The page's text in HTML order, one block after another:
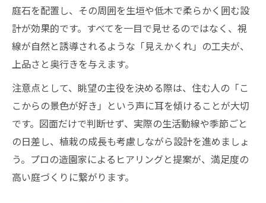
庭石を配置し、その周囲を生垣や低木で柔らかく囲む設
計が効果的です。すべてを一目で見せるのではなく、視
線が自然と誘導されるような「見えかくれ」の工夫が、
上品さと奥行きを与えます。
注意点として、眺望の主役を決める際は、住む人の「こ
こからの景色が好き」という声に耳を傾けることが大切
です。図面だけで判断せず、実際の生活動線や季節ごと
の日差し、植栽の成長も考慮しながら設計を進めましょ
う。プロの造園家によるヒアリングと提案が、満足度の
高い庭づくりに繋がります。